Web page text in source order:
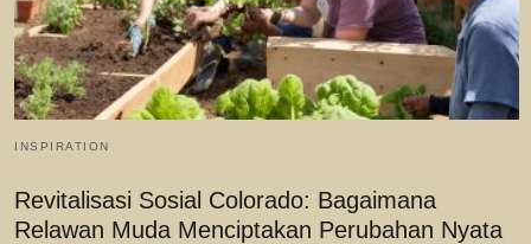
INSPIRATION
Revitalisasi Sosial Colorado: Bagaimana
Relawan Muda Menciptakan Perubahan Nyata